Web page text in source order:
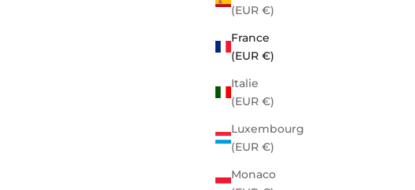
(EUR €)
France
(EUR €)
Italie
(EUR €)
Luxembourg
(EUR €)
Monaco